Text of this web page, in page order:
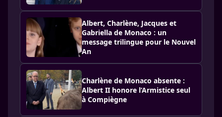
Albert, Charlène, Jacques et
Gabriella de Monaco : un
message trilingue pour le Nouvel
An
Charlène de Monaco absente :
Albert II honore l’Armistice seul
à Compiègne